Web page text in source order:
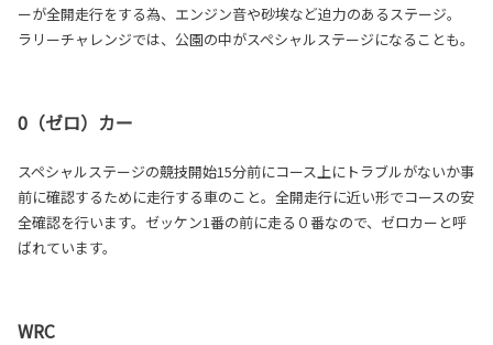
ーが全開走行をする為、エンジン音や砂埃など迫力のあるステージ。
ラリーチャレンジでは、公園の中がスペシャルステージになることも。
0（ゼロ）カー
スペシャルステージの競技開始15分前にコース上にトラブルがないか事
前に確認するために走行する車のこと。全開走行に近い形でコースの安
全確認を行います。ゼッケン1番の前に走る０番なので、ゼロカーと呼
ばれています。
WRC